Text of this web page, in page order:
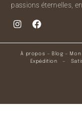
passions éternelles,
À propos – Blog –
Expédition –